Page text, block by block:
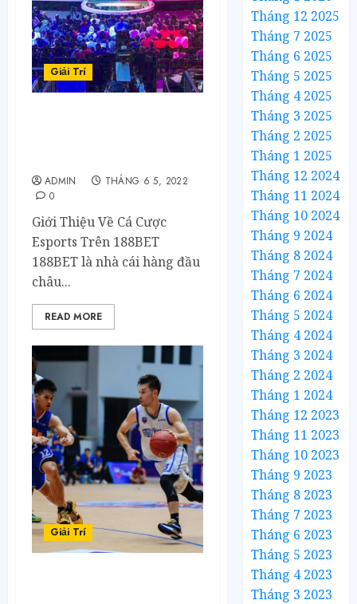
Giải Trí
ADMIN
THÁNG 6 5, 2022
0
Giới Thiệu Về Cá Cược
Esports Trên 188BET
188BET là nhà cái hàng đầu
châu...
READ MORE
Giải Trí
Tháng 12 2025
Tháng 7 2025
Tháng 6 2025
Tháng 5 2025
Tháng 4 2025
Tháng 3 2025
Tháng 2 2025
Tháng 1 2025
Tháng 12 2024
Tháng 11 2024
Tháng 10 2024
Tháng 9 2024
Tháng 8 2024
Tháng 7 2024
Tháng 6 2024
Tháng 5 2024
Tháng 4 2024
Tháng 3 2024
Tháng 2 2024
Tháng 1 2024
Tháng 12 2023
Tháng 11 2023
Tháng 10 2023
Tháng 9 2023
Tháng 8 2023
Tháng 7 2023
Tháng 6 2023
Tháng 5 2023
Tháng 4 2023
Tháng 3 2023